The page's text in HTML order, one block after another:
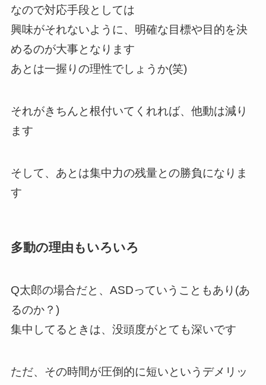
なので対応手段としては
興味がそれないように、明確な目標や目的を決
めるのが大事となります
あとは一握りの理性でしょうか(笑)
それがきちんと根付いてくれれば、他動は減り
ます
そして、あとは集中力の残量との勝負になりま
す
多動の理由もいろいろ
Q太郎の場合だと、ASDっていうこともあり(あ
るのか？)
集中してるときは、没頭度がとても深いです
ただ、その時間が圧倒的に短いというデメリッ